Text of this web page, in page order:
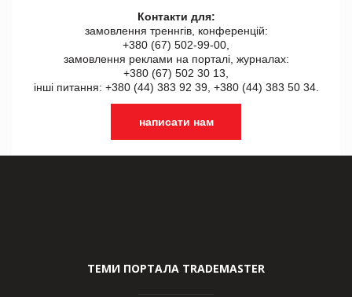
Контакти для:
замовлення треннгів, конференцій:
+380 (67) 502-99-00,
замовлення реклами на порталі, журналах:
+380 (67) 502 30 13,
інші питання: +380 (44) 383 92 39, +380 (44) 383 50 34.
написати нам
ТЕМИ ПОРТАЛА TRADEMASTER